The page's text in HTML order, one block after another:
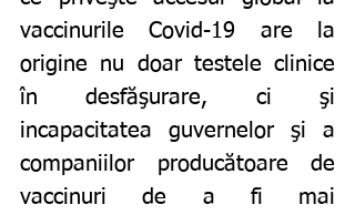
vaccinurile Covid-19 are la
origine nu doar testele clinice
în desfăşurare, ci şi
incapacitatea guvernelor şi a
companiilor producătoare de
vaccinuri de a fi mai